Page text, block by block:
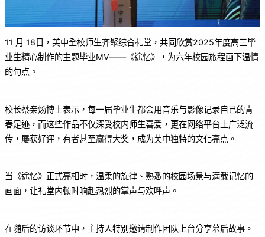
11 月 18日，芙中全校师生齐聚综合礼堂，共同欣赏2025年度高三毕
业生精心制作的主题毕业MV——《途忆》，为六年校园旅程画下温情
的句点。
校长蔡亲炀博士表示，每一届毕业生都会用音乐与影像记录自己的青
春足迹，而这些作品不仅深受校内师生喜爱，更在网络平台上广泛流
传，屡获好评，有者甚至赢得大奖，成为芙中独特的文化亮点。
当《途忆》正式亮相时，温柔的旋律、熟悉的校园场景与满载记忆的
画面，让礼堂内顿时响起热烈的掌声与欢呼声。
在随后的访谈环节中，主持人特别邀请制作团队上台分享幕后故事。